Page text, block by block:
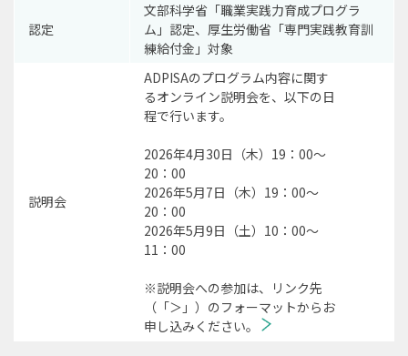
認定
文部科学省「職業実践力育成プログラ
ム」認定、厚生労働省「専門実践教育訓
練給付金」対象
説明会
ADPISAのプログラム内容に関す
るオンライン説明会を、以下の日
程で行います。
2026年4月30日（木）19：00～
20：00
2026年5月7日（木）19：00～
20：00
2026年5月9日（土）10：00～
11：00
※説明会への参加は、リンク先
（「＞」）のフォーマットからお
申し込みください。